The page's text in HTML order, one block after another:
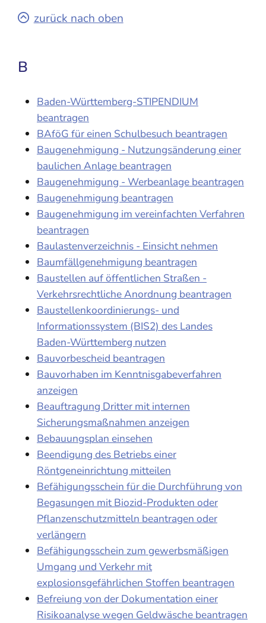
zurück nach oben
B
Baden-Württemberg-STIPENDIUM
beantragen
BAföG für einen Schulbesuch beantragen
Baugenehmigung - Nutzungsänderung einer
baulichen Anlage beantragen
Baugenehmigung - Werbeanlage beantragen
Baugenehmigung beantragen
Baugenehmigung im vereinfachten Verfahren
beantragen
Baulastenverzeichnis - Einsicht nehmen
Baumfällgenehmigung beantragen
Baustellen auf öffentlichen Straßen -
Verkehrsrechtliche Anordnung beantragen
Baustellenkoordinierungs- und
Informationssystem (BIS2) des Landes
Baden-Württemberg nutzen
Bauvorbescheid beantragen
Bauvorhaben im Kenntnisgabeverfahren
anzeigen
Beauftragung Dritter mit internen
Sicherungsmaßnahmen anzeigen
Bebauungsplan einsehen
Beendigung des Betriebs einer
Röntgeneinrichtung mitteilen
Befähigungsschein für die Durchführung von
Begasungen mit Biozid-Produkten oder
Pflanzenschutzmitteln beantragen oder
verlängern
Befähigungsschein zum gewerbsmäßigen
Umgang und Verkehr mit
explosionsgefährlichen Stoffen beantragen
Befreiung von der Dokumentation einer
Risikoanalyse wegen Geldwäsche beantragen